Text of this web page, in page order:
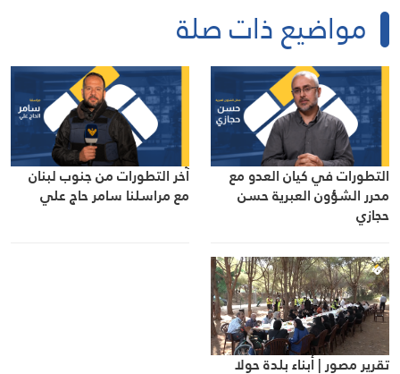
مواضيع ذات صلة
التطورات في كيان العدو مع
محرر الشؤون العبرية حسن
حجازي
آخر التطورات من جنوب لبنان
مع مراسلنا سامر حاج علي
تقرير مصور | أبناء بلدة حولا